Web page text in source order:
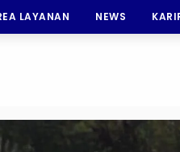
LAYANAN NEWS